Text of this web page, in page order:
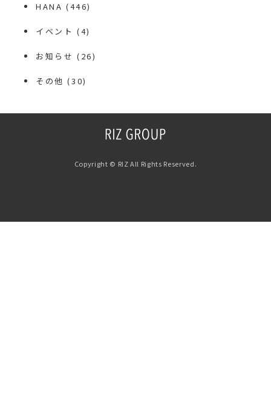
HANA (446)
イベント (4)
お知らせ (26)
その他 (30)
Copyright © RIZ All Rights Reserved.